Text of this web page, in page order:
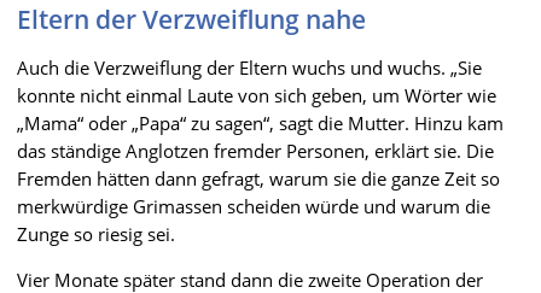
Eltern der Verzweiflung nahe
Auch die Verzweiflung der Eltern wuchs und wuchs. „Sie
konnte nicht einmal Laute von sich geben, um Wörter wie
„Mama“ oder „Papa“ zu sagen“, sagt die Mutter. Hinzu kam
das ständige Anglotzen fremder Personen, erklärt sie. Die
Fremden hätten dann gefragt, warum sie die ganze Zeit so
merkwürdige Grimassen scheiden würde und warum die
Zunge so riesig sei.
Vier Monate später stand dann die zweite Operation der